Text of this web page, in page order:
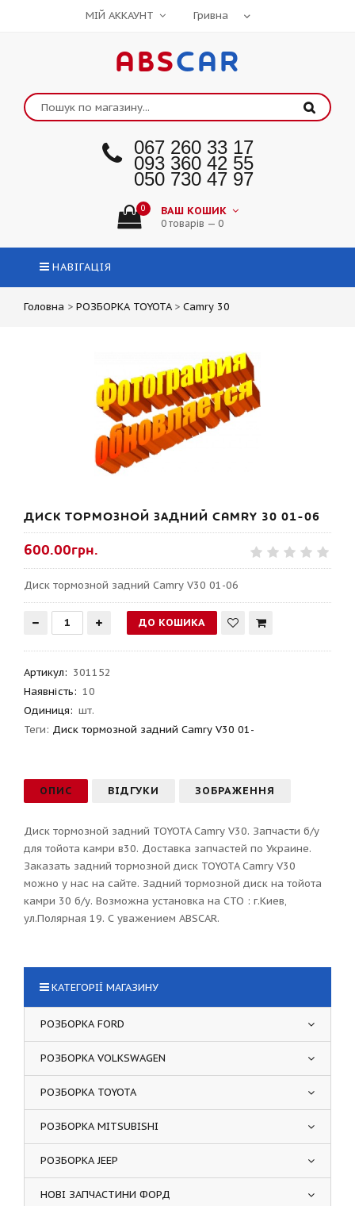
МІЙ АККАУНТ
ABSCAR
067 260 33 17
093 360 42 55
050 730 47 97
0 ВАШ КОШИК
0 товарів — 0
НАВІГАЦІЯ
Головна > РОЗБОРКА TOYOTA > Camry 30
ДИСК ТОРМОЗНОЙ ЗАДНИЙ CAMRY 30 01-06
600.00грн.
Диск тормозной задний Camry V30 01-06
Артикул: 301152
Наявність: 10
Одиниця: шт.
Теги: Диск тормозной задний Camry V30 01-
ОПИС ВІДГУКИ ЗОБРАЖЕННЯ
Диск тормозной задний TOYOTA Camry V30. Запчасти б/у
для тойота камри в30. Доставка запчастей по Украине.
Заказать задний тормозной диск TOYOTA Camry V30
можно у нас на сайте. Задний тормозной диск на тойота
камри 30 б/у. Возможна установка на СТО : г.Киев,
ул.Полярная 19. С уважением ABSCAR.
КАТЕГОРІЇ МАГАЗИНУ
РОЗБОРКА FORD
РОЗБОРКА VOLKSWAGEN
РОЗБОРКА TOYOTA
РОЗБОРКА MITSUBISHI
РОЗБОРКА JEEP
НОВІ ЗАПЧАСТИНИ ФОРД